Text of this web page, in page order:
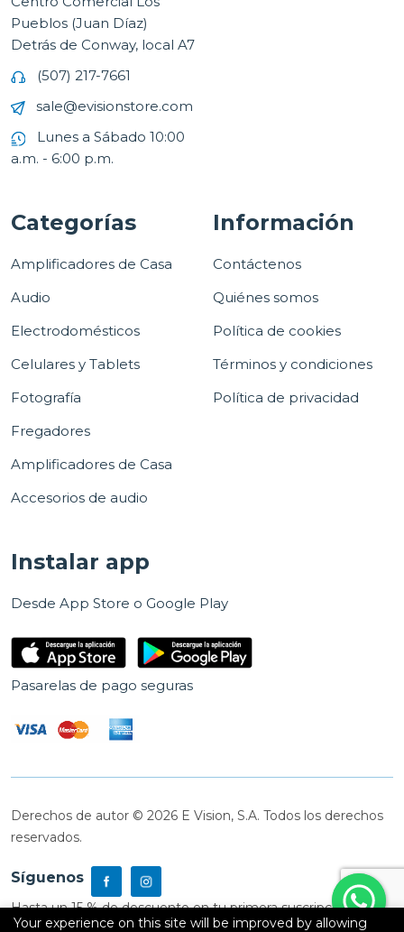
Pueblos (Juan Díaz)
Detrás de Conway, local A7
(507) 217-7661
sale@evisionstore.com
Lunes a Sábado 10:00
a.m. - 6:00 p.m.
Categorías
Amplificadores de Casa
Audio
Electrodomésticos
Celulares y Tablets
Fotografía
Fregadores
Amplificadores de Casa
Accesorios de audio
Información
Contáctenos
Quiénes somos
Política de cookies
Términos y condiciones
Política de privacidad
Instalar app
Desde App Store o Google Play
Pasarelas de pago seguras
Derechos de autor © 2026 E Vision, S.A. Todos los derechos
reservados.
Síguenos
Hasta un 15 % de descuento en tu primera suscripción
Your experience on this site will be improved by allowing